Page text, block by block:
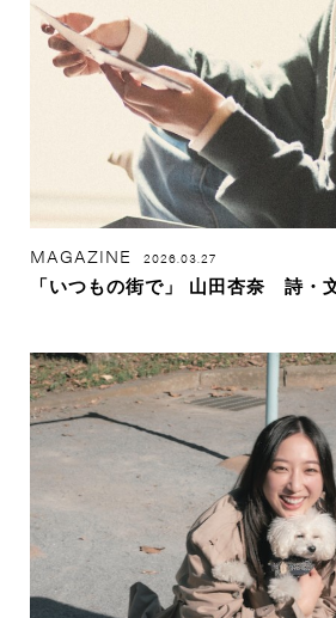
MAGAZINE 2026.03.27
「いつもの街で」 山田杏奈 詩・